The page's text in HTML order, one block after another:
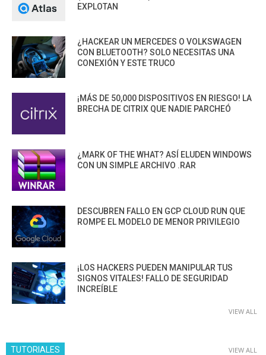
EXPLOTAN
¿HACKEAR UN MERCEDES O VOLKSWAGEN
CON BLUETOOTH? SOLO NECESITAS UNA
CONEXIÓN Y ESTE TRUCO
¡MÁS DE 50,000 DISPOSITIVOS EN RIESGO! LA
BRECHA DE CITRIX QUE NADIE PARCHEÓ
¿MARK OF THE WHAT? ASÍ ELUDEN WINDOWS
CON UN SIMPLE ARCHIVO .RAR
DESCUBREN FALLO EN GCP CLOUD RUN QUE
ROMPE EL MODELO DE MENOR PRIVILEGIO
¡LOS HACKERS PUEDEN MANIPULAR TUS
SIGNOS VITALES! FALLO DE SEGURIDAD
INCREÍBLE
VIEW ALL
TUTORIALES VIEW ALL